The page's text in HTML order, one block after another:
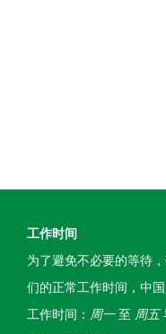
工作时间
为了避免不必要的等待
们的正常工作时间，中
工作时间： 周一至 周五